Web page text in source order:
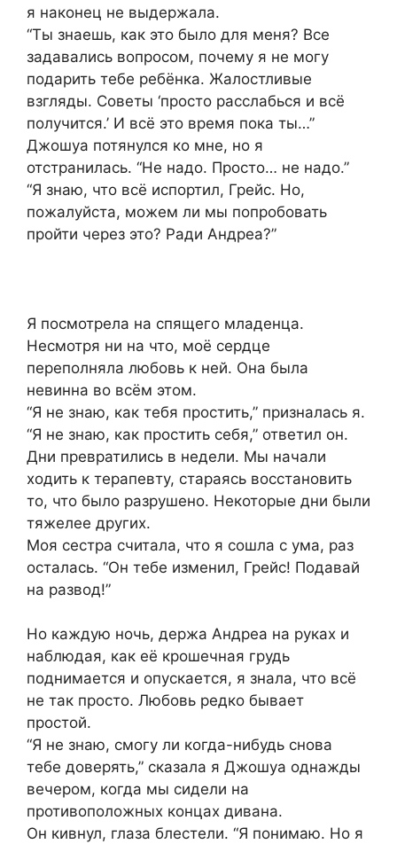
я наконец не выдержала.
“Ты знаешь, как это было для меня? Все
задавались вопросом, почему я не могу
подарить тебе ребёнка. Жалостливые
взгляды. Советы ‘просто расслабься и всё
получится.’ И всё это время пока ты…”
Джошуа потянулся ко мне, но я
отстранилась. “Не надо. Просто… не надо.”
“Я знаю, что всё испортил, Грейс. Но,
пожалуйста, можем ли мы попробовать
пройти через это? Ради Андреа?”
Я посмотрела на спящего младенца.
Несмотря ни на что, моё сердце
переполняла любовь к ней. Она была
невинна во всём этом.
“Я не знаю, как тебя простить,” призналась я.
“Я не знаю, как простить себя,” ответил он.
Дни превратились в недели. Мы начали
ходить к терапевту, стараясь восстановить
то, что было разрушено. Некоторые дни были
тяжелее других.
Моя сестра считала, что я сошла с ума, раз
осталась. “Он тебе изменил, Грейс! Подавай
на развод!”
Но каждую ночь, держа Андреа на руках и
наблюдая, как её крошечная грудь
поднимается и опускается, я знала, что всё
не так просто. Любовь редко бывает
простой.
“Я не знаю, смогу ли когда-нибудь снова
тебе доверять,” сказала я Джошуа однажды
вечером, когда мы сидели на
противоположных концах дивана.
Он кивнул, глаза блестели. “Я понимаю. Но я